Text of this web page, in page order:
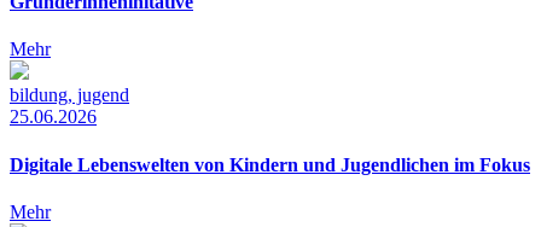
Mehr
bildung, jugend
25.06.2026
Digitale Lebenswelten von Kindern und Jugendlichen im Fokus
Mehr